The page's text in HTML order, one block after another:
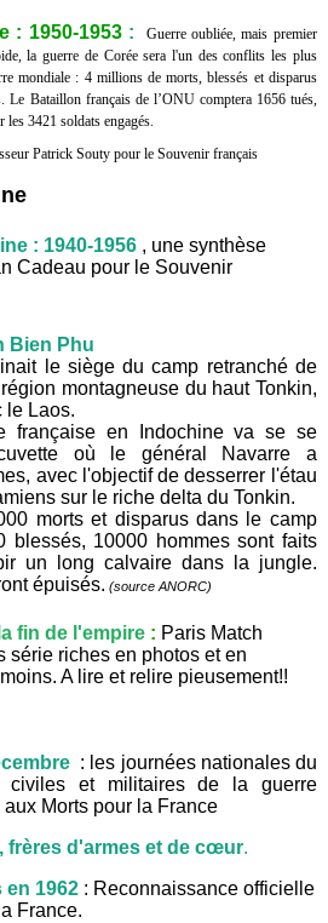
: 1950-1953 :
Guerre oubliée, mais premier
la guerre de Corée sera l'un des conflits les plus
mondiale : 4 millions de morts, blessés et disparus
Bataillon français de l’ONU comptera 1656 tués,
3421 soldats engagés.
Patrick Souty pour le Souvenir français
: 1940-1956 , une synthèse
Cadeau pour le Souvenir
Bien Phu
le siège du camp retranché de
montagneuse du haut Tonkin,
le Laos.
française en Indochine va se se
où le général Navarre a
avec l'objectif de desserrer l'étau
sur le riche delta du Tonkin.
morts et disparus dans le camp
blessés, 10000 hommes sont faits
un long calvaire dans la jungle.
épuisés. (source ANORC)
fin de l'empire : Paris Match
série riches en photos et en
A lire et relire pieusement!!
: les journées nationales du
civiles et militaires de la guerre
Morts pour la France
frères d'armes et de cœur.
1962 : Reconnaissance officielle
France.